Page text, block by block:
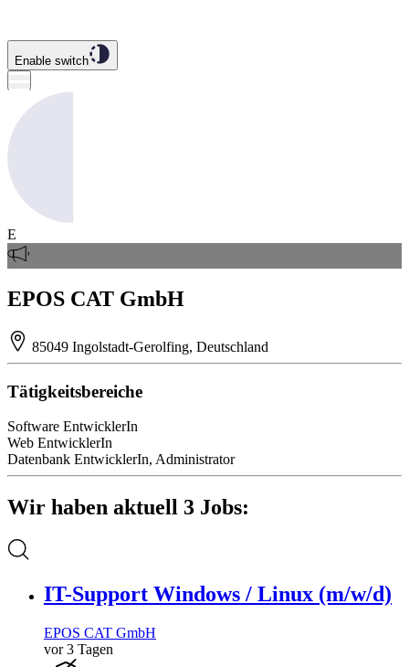
Enable switch
E
EPOS CAT GmbH
85049 Ingolstadt-Gerolfing, Deutschland
Tätigkeitsbereiche
Software EntwicklerIn
Web EntwicklerIn
Datenbank EntwicklerIn, Administrator
Wir haben aktuell 3 Jobs:
IT-Support Windows / Linux (m/w/d)
EPOS CAT GmbH
vor 3 Tagen